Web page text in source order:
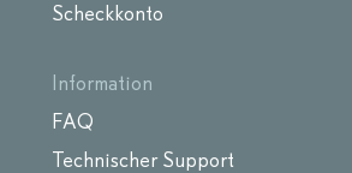
Scheckkonto
Information
FAQ
Technischer Support